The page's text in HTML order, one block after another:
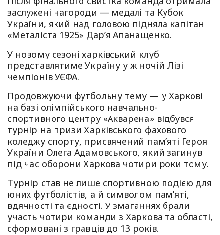
заслужені нагороди — медалі та Кубок
України, який над головою підняла капітан
«Металіста 1925» Дар’я Апанащенко.
У новому сезоні харківський клуб
представлятиме Україну у жіночій Лізі
чемпіонів УЄФА.
Продовжуючи футбольну тему — у Харкові
на базі олімпійського навчально-
спортивного центру «Акварена» відбувся
турнір на призи Харківського фахового
коледжу спорту, присвячений пам’яті Героя
України Олега Адамовського, який загинув
під час оборони Харкова чотири роки тому.
Турнір став не лише спортивною подією для
юних футболістів, а й символом пам’яті,
вдячності та єдності. У змаганнях брали
участь чотири команди з Харкова та області,
сформовані з гравців до 13 років.